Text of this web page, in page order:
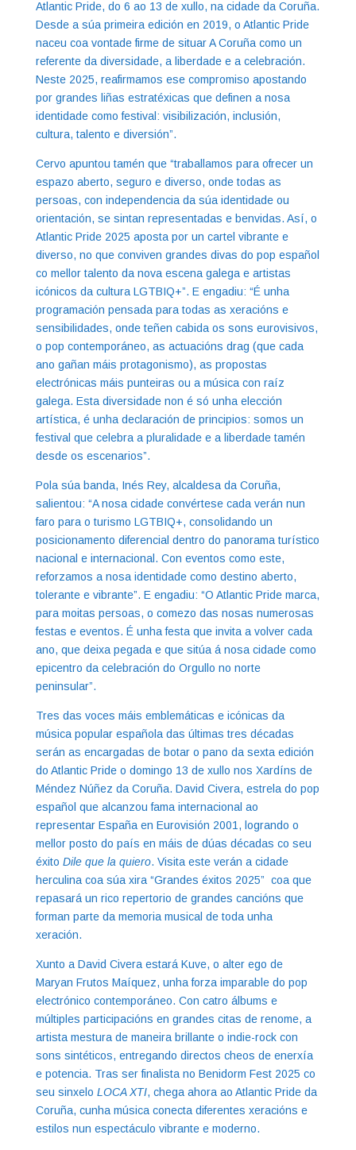
Atlantic Pride, do 6 ao 13 de xullo, na cidade da Coruña.
Desde a súa primeira edición en 2019, o Atlantic Pride
naceu coa vontade firme de situar A Coruña como un
referente da diversidade, a liberdade e a celebración.
Neste 2025, reafirmamos ese compromiso apostando
por grandes liñas estratéxicas que definen a nosa
identidade como festival: visibilización, inclusión,
cultura, talento e diversión”.
Cervo apuntou tamén que “traballamos para ofrecer un
espazo aberto, seguro e diverso, onde todas as
persoas, con independencia da súa identidade ou
orientación, se sintan representadas e benvidas. Así, o
Atlantic Pride 2025 aposta por un cartel vibrante e
diverso, no que conviven grandes divas do pop español
co mellor talento da nova escena galega e artistas
icónicos da cultura LGTBIQ+”. E engadiu: “É unha
programación pensada para todas as xeracións e
sensibilidades, onde teñen cabida os sons eurovisivos,
o pop contemporáneo, as actuacións drag (que cada
ano gañan máis protagonismo), as propostas
electrónicas máis punteiras ou a música con raíz
galega. Esta diversidade non é só unha elección
artística, é unha declaración de principios: somos un
festival que celebra a pluralidade e a liberdade tamén
desde os escenarios”.
Pola súa banda, Inés Rey, alcaldesa da Coruña,
salientou: “A nosa cidade convértese cada verán nun
faro para o turismo LGTBIQ+, consolidando un
posicionamento diferencial dentro do panorama turístico
nacional e internacional. Con eventos como este,
reforzamos a nosa identidade como destino aberto,
tolerante e vibrante”. E engadiu: “O Atlantic Pride marca,
para moitas persoas, o comezo das nosas numerosas
festas e eventos. É unha festa que invita a volver cada
ano, que deixa pegada e que sitúa á nosa cidade como
epicentro da celebración do Orgullo no norte
peninsular”.
Tres das voces máis emblemáticas e icónicas da
música popular española das últimas tres décadas
serán as encargadas de botar o pano da sexta edición
do Atlantic Pride o domingo 13 de xullo nos Xardíns de
Méndez Núñez da Coruña. David Civera, estrela do pop
español que alcanzou fama internacional ao
representar España en Eurovisión 2001, logrando o
mellor posto do país en máis de dúas décadas co seu
éxito Dile que la quiero. Visita este verán a cidade
herculina coa súa xira “Grandes éxitos 2025” coa que
repasará un rico repertorio de grandes cancións que
forman parte da memoria musical de toda unha
xeración.
Xunto a David Civera estará Kuve, o alter ego de
Maryan Frutos Maíquez, unha forza imparable do pop
electrónico contemporáneo. Con catro álbums e
múltiples participacións en grandes citas de renome, a
artista mestura de maneira brillante o indie-rock con
sons sintéticos, entregando directos cheos de enerxía
e potencia. Tras ser finalista no Benidorm Fest 2025 co
seu sinxelo LOCA XTI, chega ahora ao Atlantic Pride da
Coruña, cunha música conecta diferentes xeracións e
estilos nun espectáculo vibrante e moderno.